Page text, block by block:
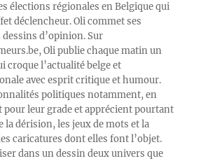
élections régionales en Belgique qui
déclencheur. Oli commet ses
d’opinion. Sur
Oli publie chaque matin un
croque l’actualité belge et
avec esprit critique et humour.
politiques notamment, en
pour leur grade et apprécient pourtant
la dérision, les jeux de mots et la
caricatures dont elles font l’objet.
dans un dessin deux univers que